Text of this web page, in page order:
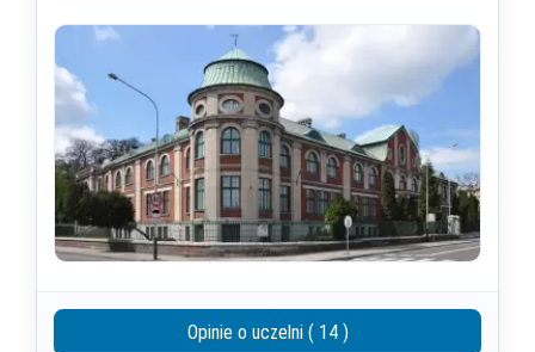
Opinie o uczelni ( 14 )